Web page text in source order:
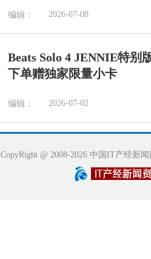
编辑： 2026-07-08
Beats Solo 4 JENNIE特别
下单赠独家限量小卡
编辑： 2026-07-02
CopyRight @ 2008-2026 中国IT产经新